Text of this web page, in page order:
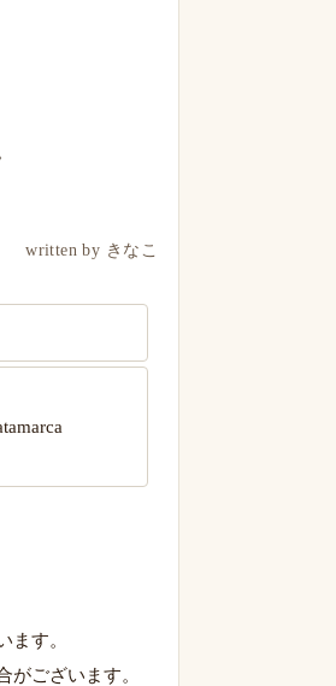
written by きなこ
す。
ございます。